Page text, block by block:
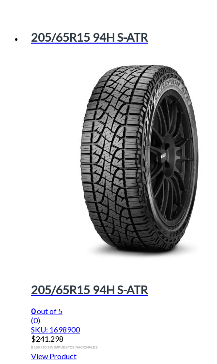
205/65R15 94H S-ATR
205/65R15 94H S-ATR
0out of 5
(0)
SKU: 1698900
$241.298
$ 199.420 SIN IMPUESTOS NACIONALES
View Product